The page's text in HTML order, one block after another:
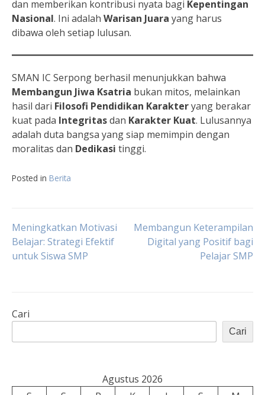
dan memberikan kontribusi nyata bagi Kepentingan
Nasional. Ini adalah Warisan Juara yang harus
dibawa oleh setiap lulusan.
SMAN IC Serpong berhasil menunjukkan bahwa
Membangun Jiwa Ksatria bukan mitos, melainkan
hasil dari Filosofi Pendidikan Karakteryang berakar
kuat pada Integritasdan Karakter Kuat. Lulusannya
adalah duta bangsa yang siap memimpin dengan
moralitas dan Dedikasi tinggi.
Posted in Berita
Navigasi
pos
Meningkatkan Motivasi
Belajar: Strategi Efektif
untuk Siswa SMP
Membangun Keterampilan
Digital yang Positif bagi
Pelajar SMP
Cari
Cari
Agustus 2026